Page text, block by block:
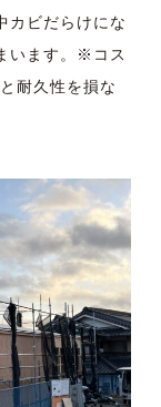
カビだらけにな
います。※コス
耐久性を損な